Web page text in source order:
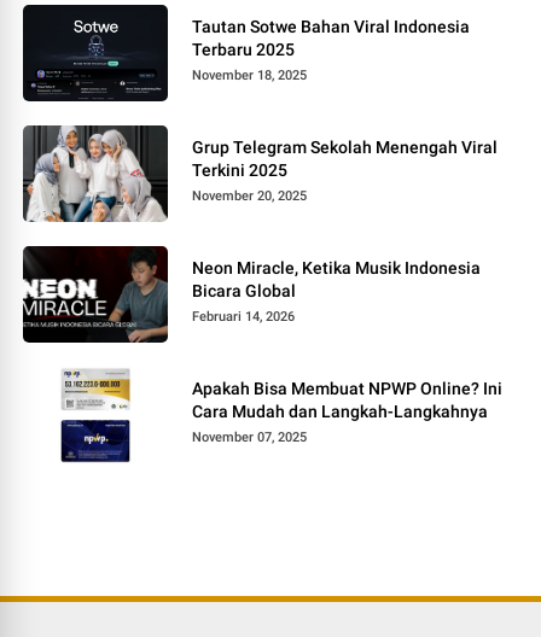
Tautan Sotwe Bahan Viral Indonesia
Terbaru 2025
November 18, 2025
Grup Telegram Sekolah Menengah Viral
Terkini 2025
November 20, 2025
Neon Miracle, Ketika Musik Indonesia
Bicara Global
Februari 14, 2026
Apakah Bisa Membuat NPWP Online? Ini
Cara Mudah dan Langkah-Langkahnya
November 07, 2025